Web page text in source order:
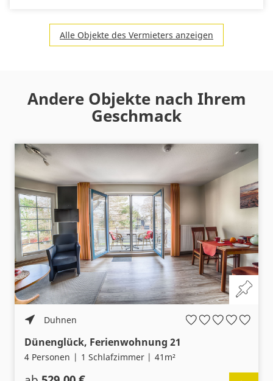
Alle Objekte des Vermieters anzeigen
Andere Objekte nach Ihrem
Geschmack
Duhnen
Dünenglück, Ferienwohnung 21
4 Personen 1 Schlafzimmer 41m²